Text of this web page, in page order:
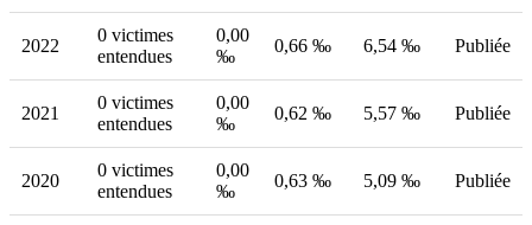
2022
0 victimes
entendues
0,00
‰
0,66 ‰ 6,54 ‰ Publiée
2021
0 victimes
entendues
0,00
‰
0,62 ‰ 5,57 ‰ Publiée
2020
0 victimes
entendues
0,00
‰
0,63 ‰ 5,09 ‰ Publiée